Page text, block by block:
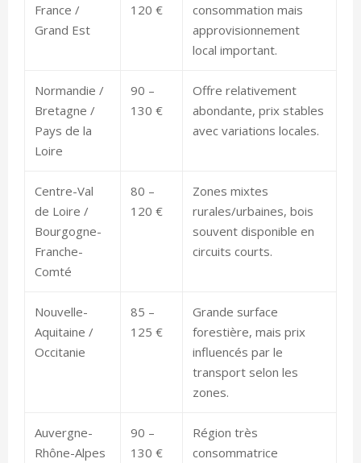
France /
Grand Est
120 €
consommation mais
approvisionnement
local important.
Normandie /
Bretagne /
Pays de la
Loire
90 –
130 €
Offre relativement
abondante, prix stables
avec variations locales.
Centre-Val
de Loire /
Bourgogne-
Franche-
Comté
80 –
120 €
Zones mixtes
rurales/urbaines, bois
souvent disponible en
circuits courts.
Nouvelle-
Aquitaine /
Occitanie
85 –
125 €
Grande surface
forestière, mais prix
influencés par le
transport selon les
zones.
Auvergne-
Rhône-Alpes
90 –
130 €
Région très
consommatrice